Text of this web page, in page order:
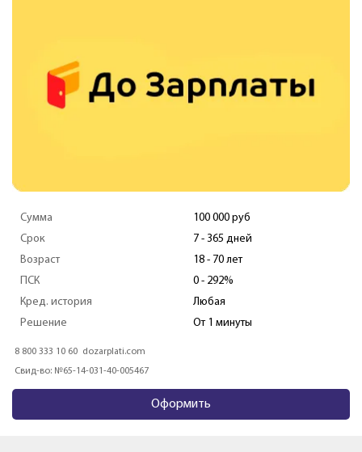
Сумма
25 000 руб
Срок
7 - 30 дней
Возраст
18 - 70 лет
292%
Кред. история
Любая
Решение
5 минут
8 800 511 2833 finfive.ru
Свид-во: №2303336010009
Оформить